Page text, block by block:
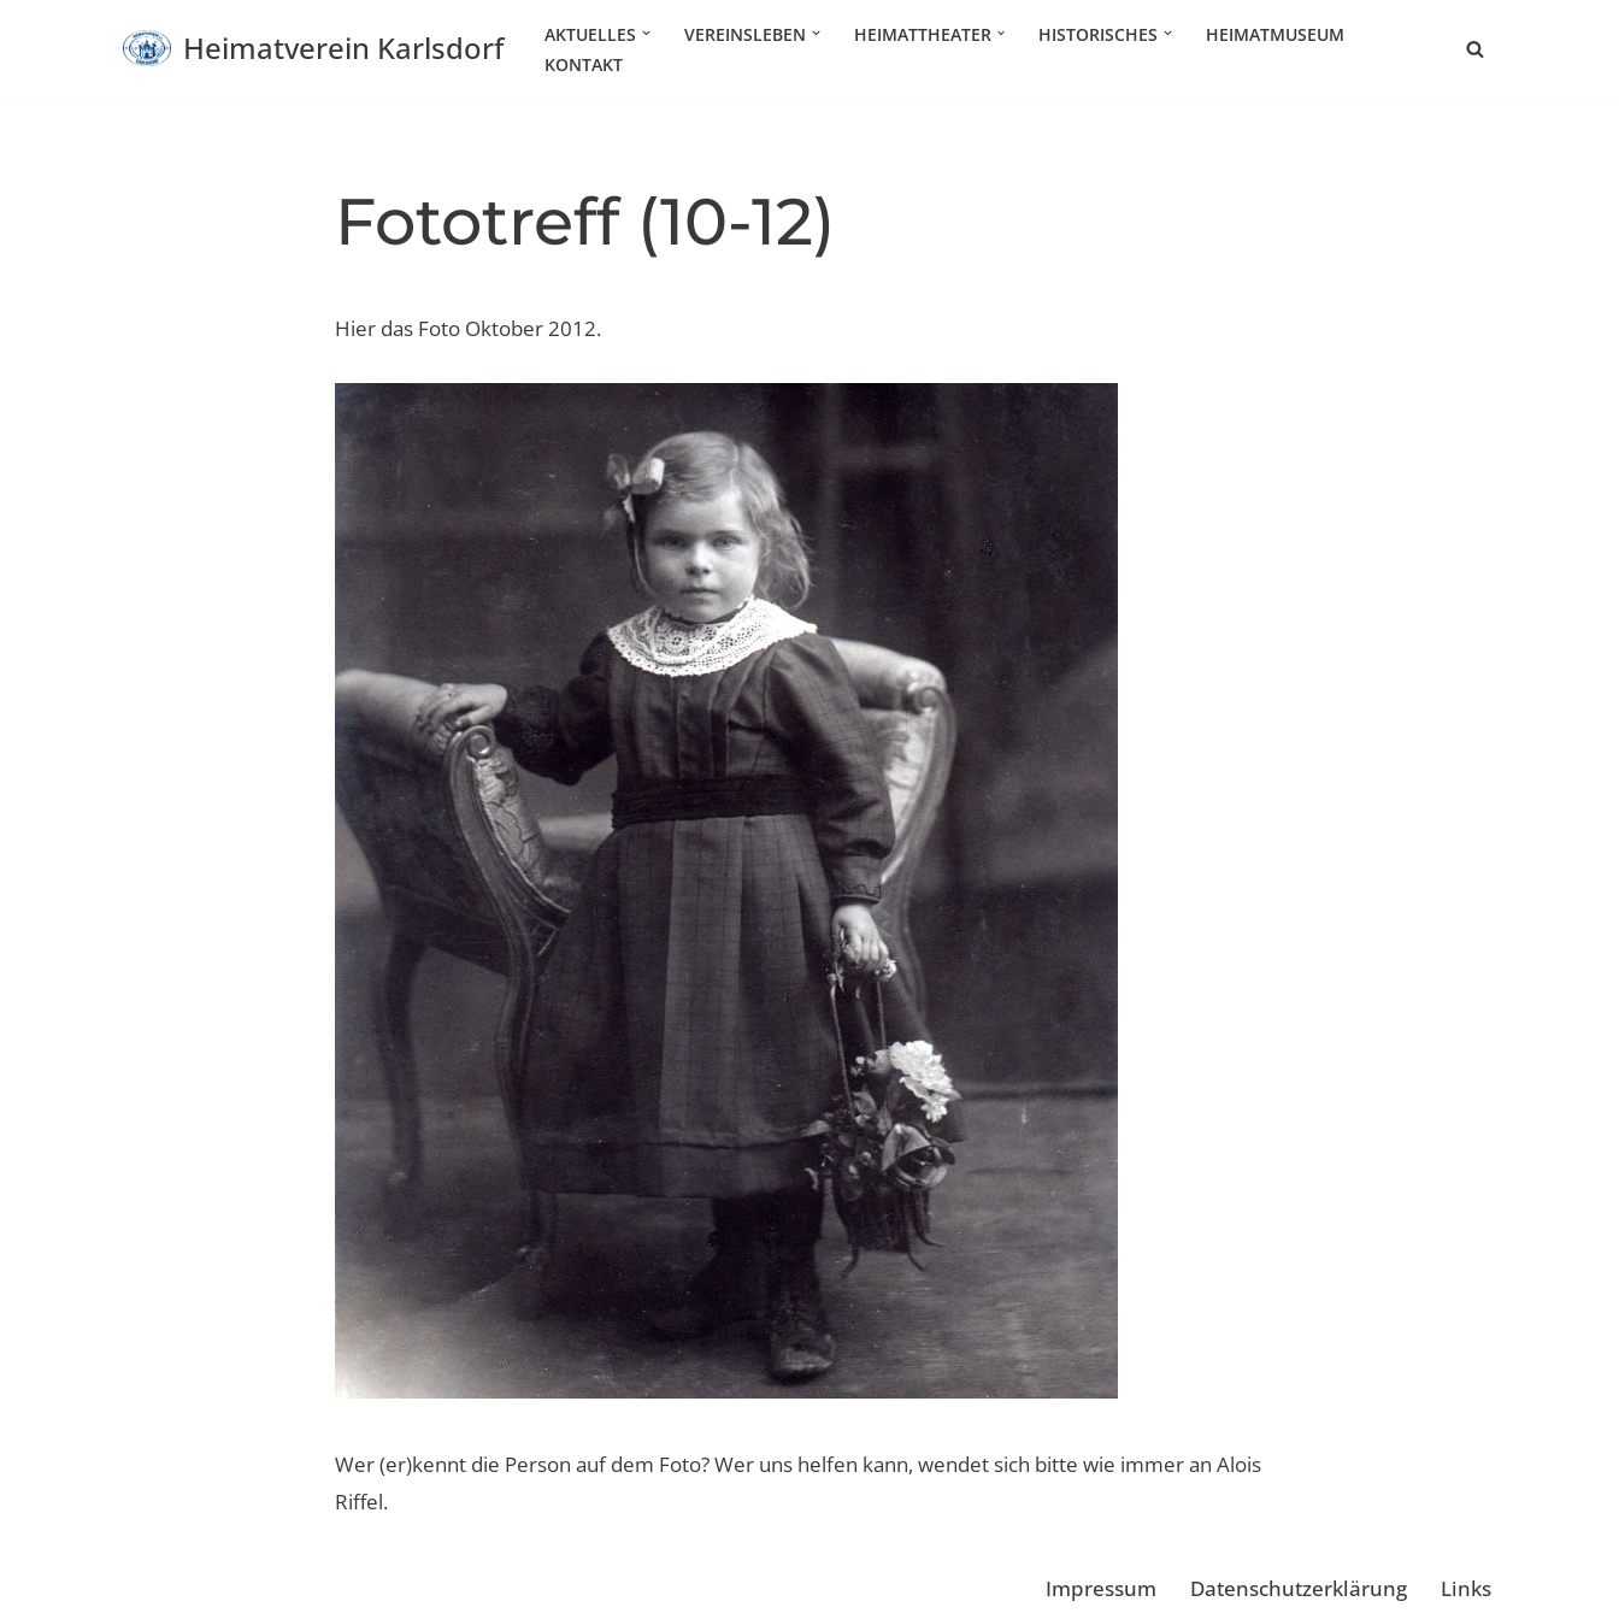
Heimatverein Karlsdorf AKTUELLES VEREINSLEBEN HEIMATTHEATER HISTORISCHES
HEIMATMUSEUM
KONTAKT
Fototreff (10-12)
Hier das Foto Oktober 2012.
Wer (er)kennt die Person auf dem Foto? Wer uns helfen kann, wendet sich bitte wie immer an Alois
Riffel.
Impressum Datenschutzerklärung Links